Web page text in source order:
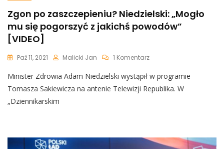
Zgon po zaszczepieniu? Niedzielski: „Mogło
mu się pogorszyć z jakichś powodów”
[VIDEO]
Paź 11, 2021 Malicki Jan 1 KomentarzDo
Po
Zaszczepieniu?
Niedzielski:
Z
Minister Zdrowia Adam Niedzielski wystąpił w programie
Tomasza Sakiewicza na antenie Telewizji Republika. W
„Dziennikarskim